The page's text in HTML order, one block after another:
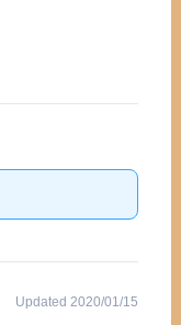
Updated 2020/01/15